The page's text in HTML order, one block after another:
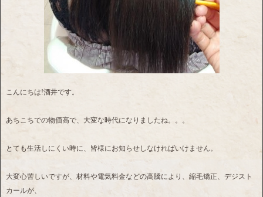
こんにちは!酒井です。
あちこちでの物価高で、大変な時代になりましたね。。。
とても生活しにくい時に、皆様にお知らせしなければいけません。
大変心苦しいですが、材料や電気料金などの高騰により、縮毛矯正、デジスト
カールが、